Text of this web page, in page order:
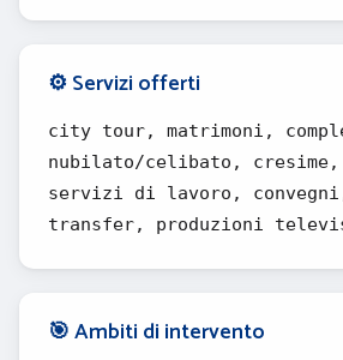
⚙️ Servizi offerti
city tour, matrimoni,
nubilato/celibato,
servizi di lavoro,
transfer, produzioni
🎯 Ambiti di intervento